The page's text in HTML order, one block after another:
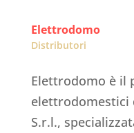
Elettrodomo
Distributori
Elettrodomo è il
elettrodomestici
S.r.l.,